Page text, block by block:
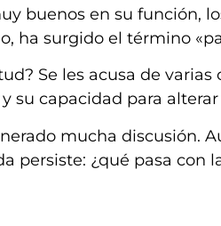
buenos en su función,
ha surgido el término
Se les acusa de
su capacidad para
mucha discusión.
persiste: ¿qué pasa